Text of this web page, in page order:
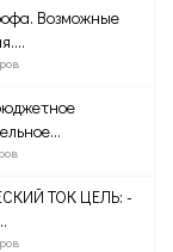
Возможные
ТОК ЦЕЛЬ: -